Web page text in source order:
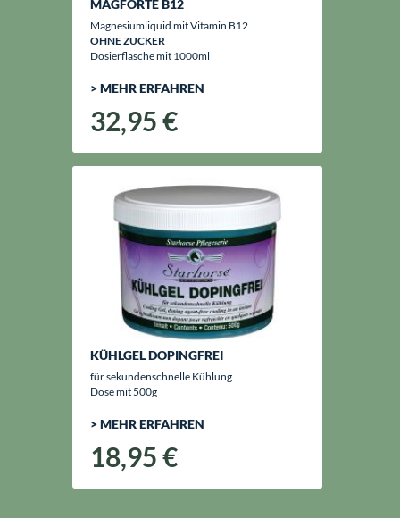
MAGFORTE B12
Magnesiumliquid mit Vitamin B12
OHNE ZUCKER
Dosierflasche mit 1000ml
> MEHR ERFAHREN
32,95 €
KÜHLGEL DOPINGFREI
für sekundenschnelle Kühlung
Dose mit 500g
> MEHR ERFAHREN
18,95 €